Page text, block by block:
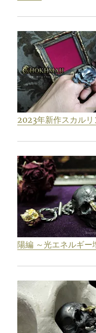
2023年新作スカル
陽編 ～光エネルギー